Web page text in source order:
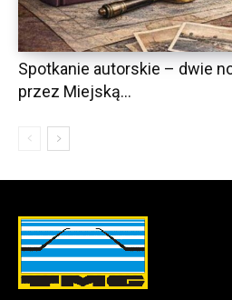
Spotkanie autorskie – dwie
przez Miejską...